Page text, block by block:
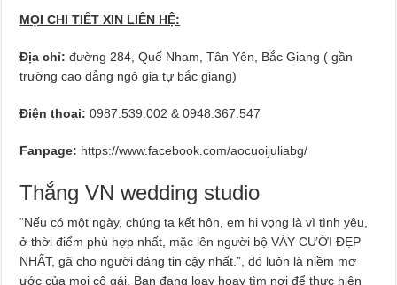
MỌI CHI TIẾT XIN LIÊN HỆ:
Địa chỉ:đường 284, Quế Nham, Tân Yên, Bắc Giang ( gần
trường cao đẳng ngô gia tự bắc giang)
Điện thoại:0987.539.002 & 0948.367.547
Fanpage: https://www.facebook.com/aocuoijuliabg/
Thắng VN wedding studio
“Nếu có một ngày, chúng ta kết hôn, em hi vọng là vì tình yêu,
ở thời điểm phù hợp nhất, mặc lên người bộ VÁY CƯỚI ĐẸP
NHẤT, gã cho người đáng tin cậy nhất.”, đó luôn là niềm mơ
ước của mọi cô gái. Bạn đang loay hoay tìm nơi để thực hiện